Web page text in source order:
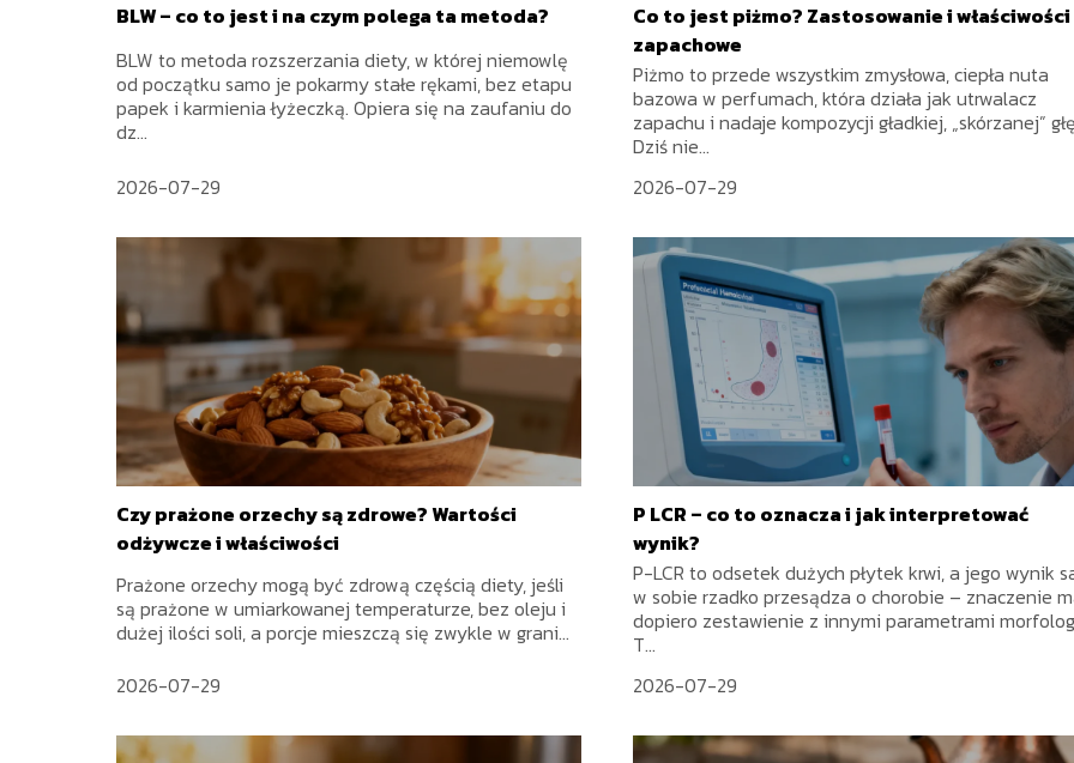
BLW – co to jest i na czym polega ta metoda?
BLW to metoda rozszerzania diety, w której niemowlę
od początku samo je pokarmy stałe rękami, bez etapu
papek i karmienia łyżeczką. Opiera się na zaufaniu do
dz...
2026-07-29
Co to jest piżmo? Zastosowanie i właściwości
zapachowe
Piżmo to przede wszystkim zmysłowa, ciepła nuta
bazowa w perfumach, która działa jak utrwalacz
zapachu i nadaje kompozycji gładkiej, „skórzanej”
Dziś nie...
2026-07-29
Czy prażone orzechy są zdrowe? Wartości
odżywcze i właściwości
Prażone orzechy mogą być zdrową częścią diety, jeśli
są prażone w umiarkowanej temperaturze, bez oleju i
dużej ilości soli, a porcje mieszczą się zwykle w grani...
2026-07-29
P LCR – co to oznacza i jak interpretować
wynik?
P-LCR to odsetek dużych płytek krwi, a jego wynik
w sobie rzadko przesądza o chorobie – znaczenie
dopiero zestawienie z innymi parametrami
T...
2026-07-29